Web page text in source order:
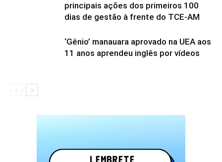
principais ações dos primeiros 100
dias de gestão à frente do TCE-AM
‘Gênio’ manauara aprovado na UEA aos
11 anos aprendeu inglês por vídeos